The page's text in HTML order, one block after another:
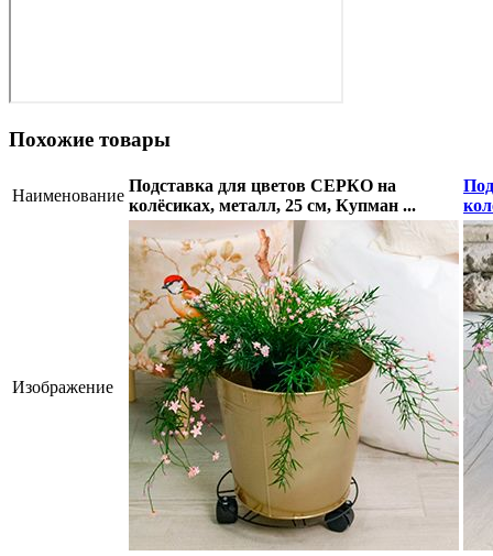
Похожие товары
Наименование
Подставка для цветов СЕРКО на
колёсиках, металл, 25 см, Купман ...
Изображение